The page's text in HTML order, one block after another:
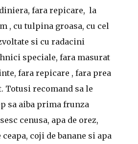
fara repicare, la
, cu tulpina groasa, cu cel
si cu radacini
speciale, fara masurat
fara repicare , fara prea
recomand sa le
sa aiba prima frunza
cenusa, apa de orez,
coji de banane si apa